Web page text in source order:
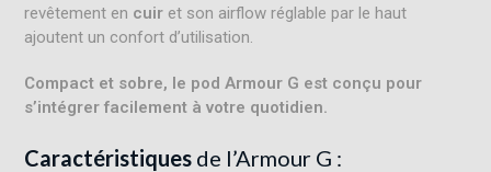
revêtement en cuir et son airflow réglable par le haut
ajoutent un confort d’utilisation.
Compact et sobre, le pod Armour G est conçu pour
s’intégrer facilement à votre quotidien.
Caractéristiques de l’Armour G :